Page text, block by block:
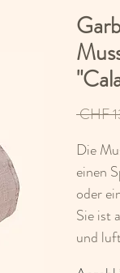
CHF
Die
einen
oder
Sie ist
und